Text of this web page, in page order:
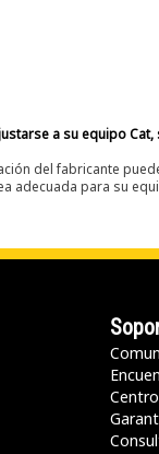
a su equipo
del fabricante
adecuada para su